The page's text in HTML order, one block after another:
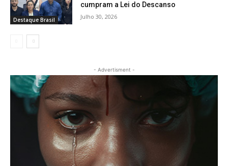
Destaque Brasil
cumpram a Lei do Descanso
Julho 30, 2026
- Advertisment -